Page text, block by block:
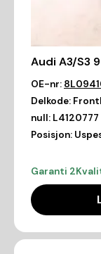
Audi A3/S3
OE-nr:
Delkode:
null: L4120777
Posisjon:
Garanti 2